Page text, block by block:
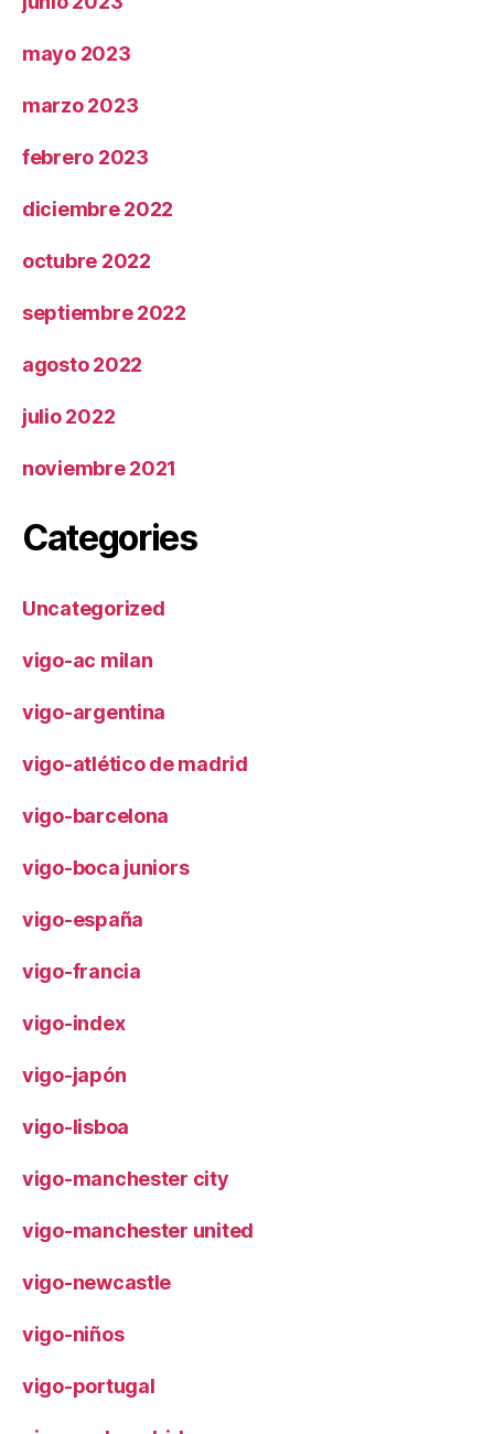
mayo 2023
marzo 2023
febrero 2023
diciembre 2022
octubre 2022
septiembre 2022
agosto 2022
julio 2022
noviembre 2021
Categories
Uncategorized
vigo-ac milan
vigo-argentina
vigo-atlético de madrid
vigo-barcelona
vigo-boca juniors
vigo-españa
vigo-francia
vigo-index
vigo-japón
vigo-lisboa
vigo-manchester city
vigo-manchester united
vigo-newcastle
vigo-niños
vigo-portugal